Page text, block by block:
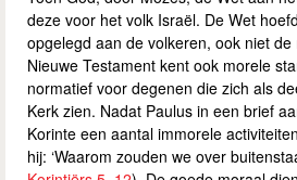
deze voor het volk Israël. De Wet
opgelegd aan de volkeren, ook niet
Nieuwe Testament kent ook morele
normatief voor degenen die zich als
Kerk zien. Nadat Paulus in een brief
Korinte een aantal immorele
hij: ‘Waarom zouden we over